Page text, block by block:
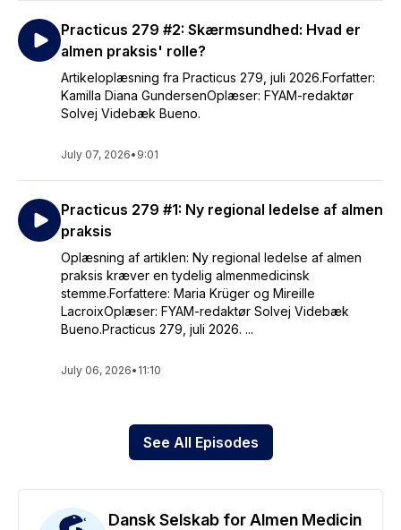
Practicus 279 #2: Skærmsundhed: Hvad er
almen praksis' rolle?
Artikeloplæsning fra Practicus 279, juli 2026.Forfatter:
Kamilla Diana GundersenOplæser: FYAM-redaktør
Solvej Videbæk Bueno.
July 07, 2026• 9:01
Practicus 279 #1: Ny regional ledelse af almen
praksis
Oplæsning af artiklen: Ny regional ledelse af almen
praksis kræver en tydelig almenmedicinsk
stemme.Forfattere: Maria Krüger og Mireille
LacroixOplæser: FYAM-redaktør Solvej Videbæk
Bueno.Practicus 279, juli 2026. ...
July 06, 2026• 11:10
See All Episodes
Dansk Selskab for Almen Medicin